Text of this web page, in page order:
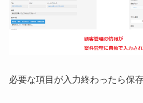
必要な項目が入力終わったら保